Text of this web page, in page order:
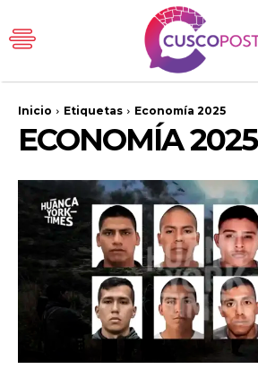
Inicio Etiquetas Economía 2025
ECONOMÍA 2025